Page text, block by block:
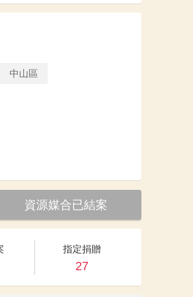
中山區
資源媒合已結案
指定捐贈
27